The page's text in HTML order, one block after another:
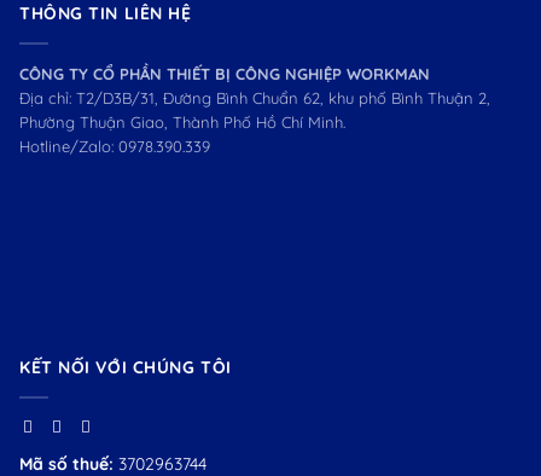
THÔNG TIN LIÊN HỆ
CÔNG TY CỔ PHẦN THIẾT BỊ CÔNG NGHIỆP WORKMAN
Địa chỉ: T2/D3B/31, Đường Bình Chuẩn 62, khu phố Bình Thuận 2,
Phường Thuận Giao, Thành Phố Hồ Chí Minh.
Hotline/Zalo: 0978.390.339
KẾT NỐI VỚI CHÚNG TÔI
Mã số thuế: 3702963744